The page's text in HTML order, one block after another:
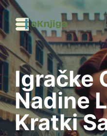
Preskoči
sadržaj
Igračke
Nadine
Kratki